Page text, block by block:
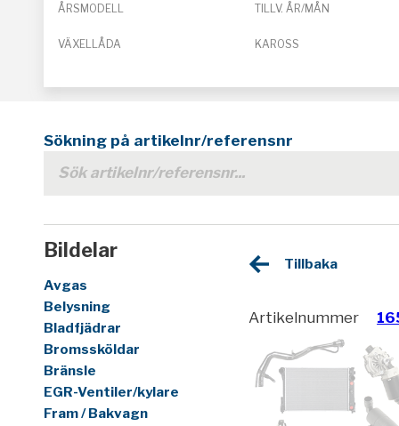
ÅRSMODELL TILLV. ÅR/MÅN
VÄXELLÅDA KAROSS
Sökning på artikelnr/referensnr
Bildelar
Avgas
Belysning
Bladfjädrar
Bromssköldar
Bränsle
EGR-Ventiler/kylare
Fram / Bakvagn
Tillbaka
Artikelnummer